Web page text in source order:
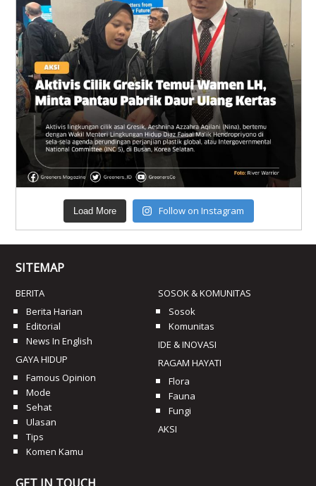
Load More Follow on Instagram
SITEMAP
BERITA
Berita Harian
Editorial
News In English
GAYA HIDUP
Famous Opinion
Mode
Sehat
Ulasan
Tips
Komen Kamu
SOSOK & KOMUNITAS
Sosok
Komunitas
IDE & INOVASI
RAGAM HAYATI
Flora
Fauna
Fungi
AKSI